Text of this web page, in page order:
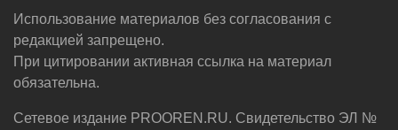
Использование материалов без согласования с
редакцией запрещено.
При цитировании активная ссылка на материал
обязательна.
Сетевое издание PROOREN.RU. Свидетельство ЭЛ №